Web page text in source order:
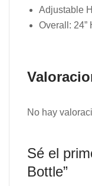
Adjustable
Overall: 24”
No hay
Sé el
Bottle”